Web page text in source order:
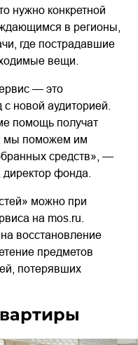
нужно конкретной
в регионы,
где пострадавшие
вещи.
— это
новой аудиторией.
помощь получат
мы поможем им
средств», —
фонда.
можно при
на mos.ru.
восстановление
предметов
потерявших